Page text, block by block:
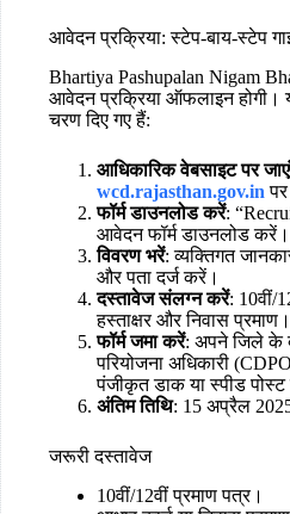
आवेदन प्रक्रिया: स्टेप-बाय-स्टेप
Bhartiya Pashupalan Nigam
आवेदन प्रक्रिया ऑफलाइन
चरण दिए गए हैं:
आधिकारिक वेबसाइट पर जाएं
wcd.rajasthan.gov.in
फॉर्म डाउनलोड करें:
आवेदन फॉर्म डाउनलोड करें।
विवरण भरें: व्यक्तिगत
और पता दर्ज करें।
दस्तावेज संलग्न करें: 10वीं/
हस्ताक्षर और निवास प्रमाण।
फॉर्म जमा करें: अपने जिले के
परियोजना अधिकारी
पंजीकृत डाक या स्पीड
अंतिम तिथि: 15 अप्रैल
जरूरी दस्तावेज
10वीं/12वीं प्रमाण पत्र।